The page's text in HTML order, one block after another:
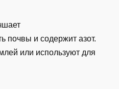
почвы и содержит азот.
или используют для